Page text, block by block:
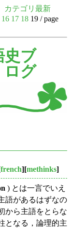
カテゴリ最新
16 17 18 19 / page
史ブ
ログ
french][methinks]
) とは一言でいえ
語があるはずなの
から主語をとらな
となる，論理的主